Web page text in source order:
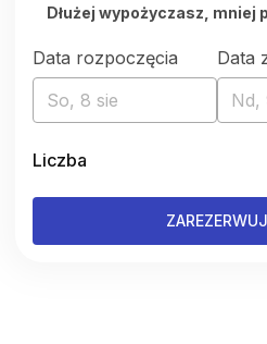
Dłużej wypożyczasz, mniej
Data rozpoczęcia
So, 8 sie
Data
Nd,
Liczba
ZAREZERWUJ